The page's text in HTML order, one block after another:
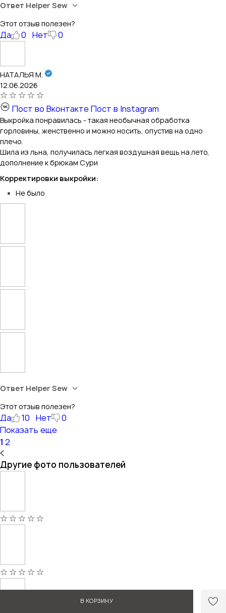
В КОРЗИНУ
Ответ Helper Sew
Этот отзыв полезен?
Да 0 Нет 0
НАТАЛЬЯ М.
12.06.2026
Пост во ВконтактеПост в Instagram
Выкройка понравилась - такая необычная обработка
горловины, женственно и можно носить, опустив на одно
плечо.
Шила из льна, получилась легкая воздушная вещь на лето,
дополнение к брюкам Сури
Корректировки выкройки:
Не было
Ответ Helper Sew
Этот отзыв полезен?
Да 10 Нет
0
Показать еще
1 2
Другие фото пользователей